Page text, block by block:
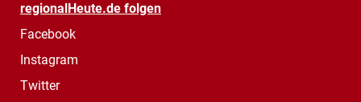
regionalHeute.de folgen
Facebook
Instagram
Twitter